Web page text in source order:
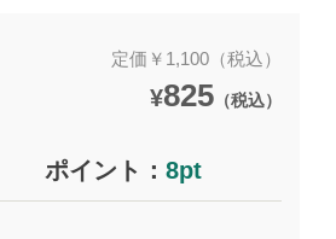
定価￥1,100（税込）
¥825（税込）
ポイント： 8pt